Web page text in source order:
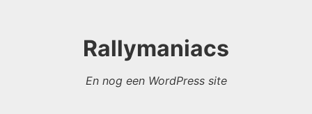
Rallymaniacs
En nog een WordPress site